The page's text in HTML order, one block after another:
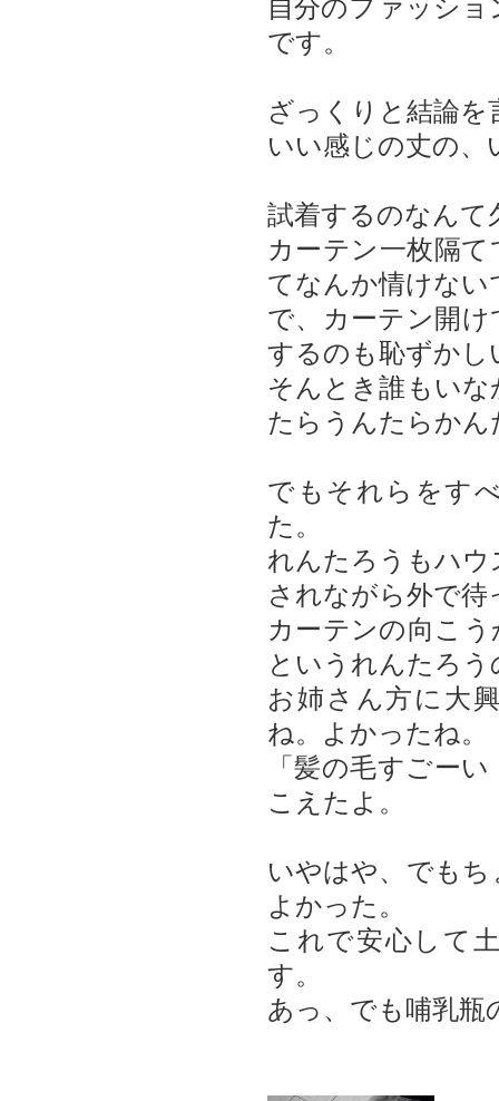
自分のファッシ
です。
ざっくりと結論
いい感じの丈の
試着するのなんて
カーテン一枚隔
てなんか情けない
で、カーテン開
するのも恥ずかし
そんとき誰もい
たらうんたらかん
でもそれらをす
た。
れんたろうもハ
されながら外で
カーテンの向こ
というれんたろ
お姉さん方に大
ね。よかったね。
「髪の毛すごー
こえたよ。
いやはや、でも
よかった。
これで安心して
す。
あっ、でも哺乳